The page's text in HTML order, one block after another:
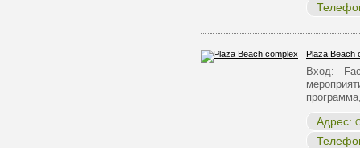
Plaza Beach
Вход:
Адрес: